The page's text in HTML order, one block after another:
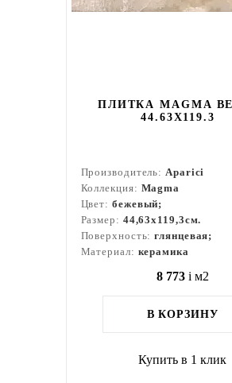
ПЛИТКА MAGMA
44.63X119.3
Производитель:Aparici
Коллекция: Magma
Цвет: бежевый;
Размер: 44,63x119,3см.
Поверхность:глянцевая;
Материал: керамика
8 773 i м2
В КОРЗИНУ
Купить в 1 клик